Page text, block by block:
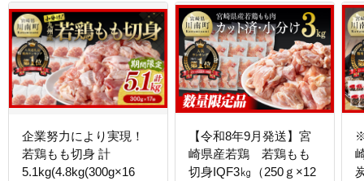
企業努力により実現！
若鶏もも切身 計
5.1kg(4.8kg(300g×16
【令和8年9月発送】宮
崎県産若鶏 若鶏もも
切身IQF3㎏（250ｇ×12